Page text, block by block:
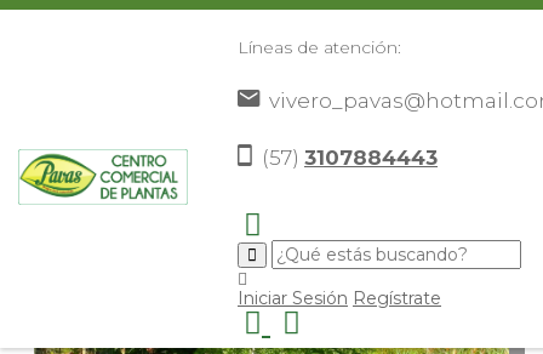
Líneas de atención:
(57) 3107884443
Iniciar Sesión Regístrate